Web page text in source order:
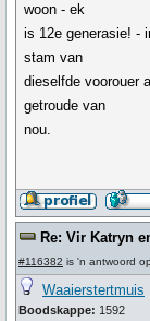
woon - ek
is 12e generasie! -
stam van
dieselfde voorouer
getroude van
nou.
Re: Vir Katryn
#116382 is 'n antwoord op
Waaierstertmuis
Boodskappe: 1592